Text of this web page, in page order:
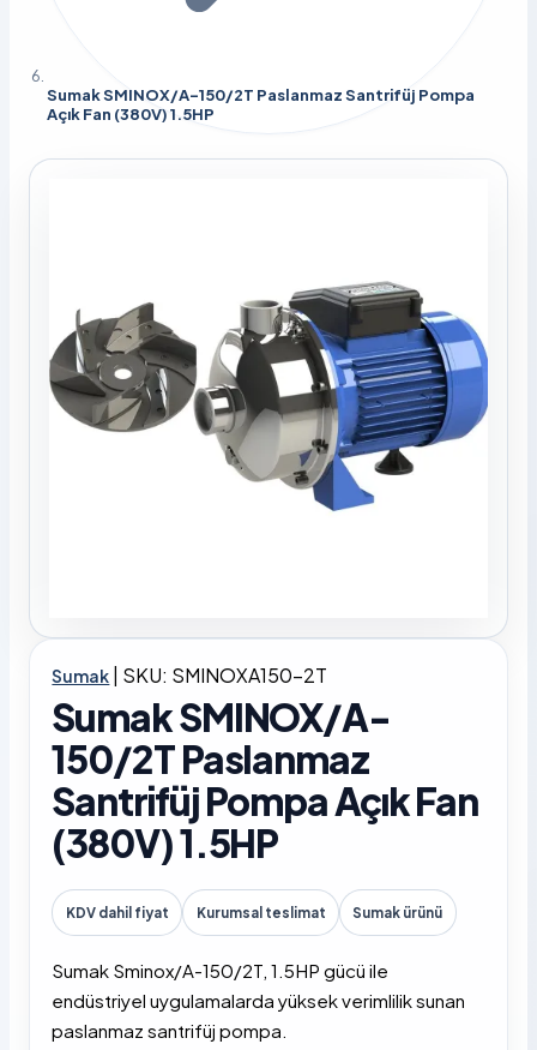
Sumak SMINOX/A-150/2T Paslanmaz Santrifüj Pompa
Açık Fan (380V) 1.5HP
Sumak | SKU: SMINOXA150-2T
Sumak SMINOX/A-
150/2T Paslanmaz
Santrifüj Pompa Açık Fan
(380V) 1.5HP
KDV dahil fiyat Kurumsal teslimat Sumak ürünü
Sumak Sminox/A-150/2T, 1.5HP gücü ile
endüstriyel uygulamalarda yüksek verimlilik sunan
paslanmaz santrifüj pompa.